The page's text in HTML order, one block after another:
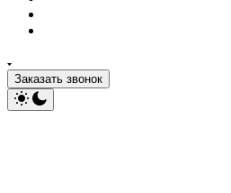
Заказать звонок